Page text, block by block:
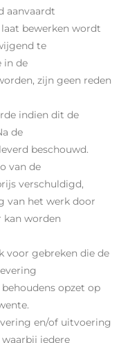
aanvaardt
bewerken wordt
te
in de
zijn geen reden
indien dit de
de
beschouwd.
van de
verschuldigd,
van het werk door
kan worden
voor gebreken die de
opzet op
en/of uitvoering
iedere